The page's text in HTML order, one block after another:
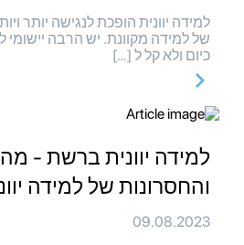
למידה יוונית הופכת לנגישה יותר
של למידה מקוונת. יש הרבה יישומי
כיום ולא קל ל […]
למידה יוונית ברשת -
והחסרונות של למידה
09.08.2023